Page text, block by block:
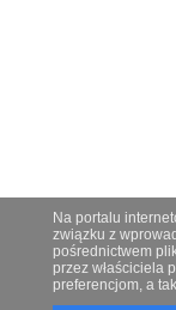
Na portalu
związku z
pośrednictwem
przez właściciela
preferencjom, a